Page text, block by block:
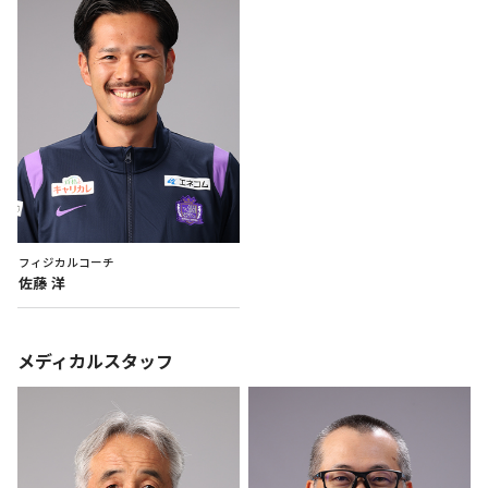
フィジカルコーチ
佐藤 洋
メディカルスタッフ